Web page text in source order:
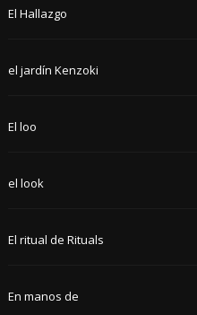
El Hallazgo
el jardín Kenzoki
El loo
el look
El ritual de Rituals
En manos de